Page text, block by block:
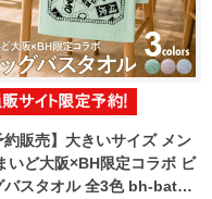
約販売】大きいサイズ メン
いど大阪×BH限定コラボ ビ
バスタオル 全3色 bh-bath-